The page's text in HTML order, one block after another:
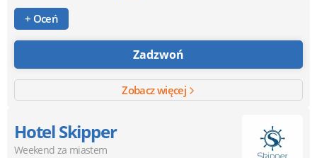
+ Oceń
Zadzwoń
Zobacz więcej
Hotel Skipper
Weekend za miastem